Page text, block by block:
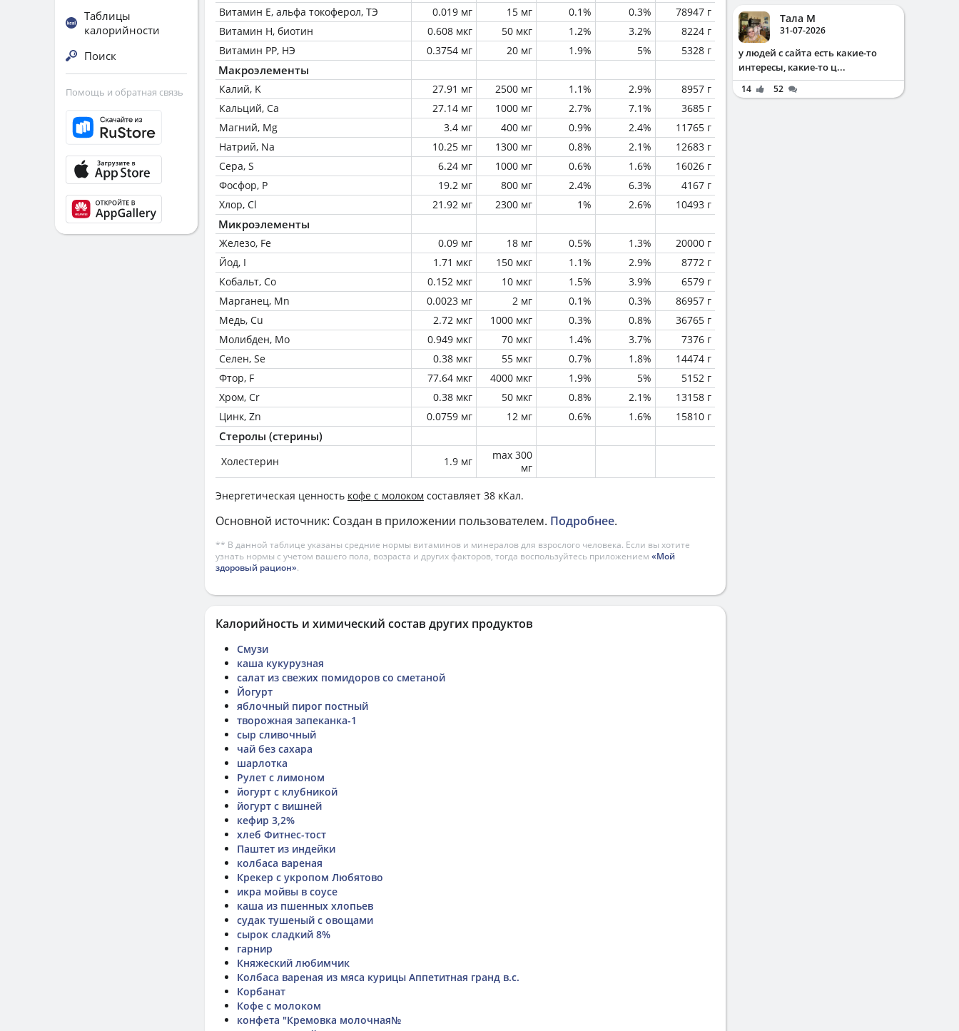
Витамин Е, альфа токоферол, ТЭ
0.019 мг 15 мг 0.1% 0.3%
78947 г
Витамин Н, биотин
0.608 мкг 50 мкг 1.2% 3.2%
8224 г
Витамин РР, НЭ
0.3754 мг 20 мг 1.9% 5% 5328 г
Макроэлементы
Калий, K 27.91 мг 2500 мг 1.1% 2.9%
8957 г
Кальций, Ca
27.14 мг 1000 мг 2.7% 7.1%
3685 г
Магний, Mg
3.4 мг 400 мг 0.9% 2.4%
11765 г
Натрий, Na
10.25 мг 1300 мг 0.8% 2.1%
12683 г
Сера, S
6.24 мг 1000 мг 0.6% 1.6%
16026 г
Фосфор, P
19.2 мг 800 мг 2.4% 6.3%
4167 г
Хлор, Cl
21.92 мг 2300 мг 1% 2.6% 10493 г
Микроэлементы
Железо, Fe 0.09 мг 18 мг 0.5% 1.3%
20000 г
Йод, I
1.71 мкг 150 мкг 1.1% 2.9%
8772 г
Кобальт, Co
0.152 мкг 10 мкг 1.5% 3.9%
6579 г
Марганец, Mn
0.0023 мг 2 мг 0.1% 0.3%
86957 г
Медь, Cu
2.72 мкг 1000 мкг 0.3% 0.8%
36765 г
Молибден, Mo
0.949 мкг 70 мкг 1.4% 3.7%
7376 г
Селен, Se
0.38 мкг 55 мкг 0.7% 1.8%
14474 г
Фтор, F
77.64 мкг 4000 мкг 1.9% 5%
5152 г
Хром, Cr
0.38 мкг 50 мкг 0.8% 2.1%
13158 г
Цинк, Zn
0.0759 мг 12 мг 0.6% 1.6% 15810 г
Стеролы (стерины)
Холестерин 1.9 мг
max 300
мг
Энергетическая ценность кофе с молоком составляет 38 кКал.
Основной источник: Создан в приложении пользователем. Подробнее.
** В данной таблице указаны средние нормы витаминов и минералов для взрослого человека. Если вы хотите
узнать нормы с учетом вашего пола, возраста и других факторов, тогда воспользуйтесь приложением «Мой
здоровый рацион».
Калорийность и химический состав других продуктов
Смузи
каша кукурузная
салат из свежих помидоров со сметаной
Йогурт
яблочный пирог постный
творожная запеканка-1
сыр сливочный
чай без сахара
шарлотка
Рулет с лимоном
йогурт с клубникой
йогурт с вишней
кефир 3,2%
хлеб Фитнес-тост
Паштет из индейки
колбаса вареная
Крекер с укропом Любятово
икра мойвы в соусе
каша из пшенных хлопьев
судак тушеный с овощами
сырок сладкий 8%
гарнир
Княжеский любимчик
Колбаса вареная из мяса курицы Аппетитная гранд в.с.
Корбанат
Кофе с молоком
конфета "Кремовка молочная№
Таблицы
калорийности
Поиск
Помощь и обратная связь
Тала М
31-07-2026
у людей с сайта есть какие-то
интересы, какие-то ц...
14 52